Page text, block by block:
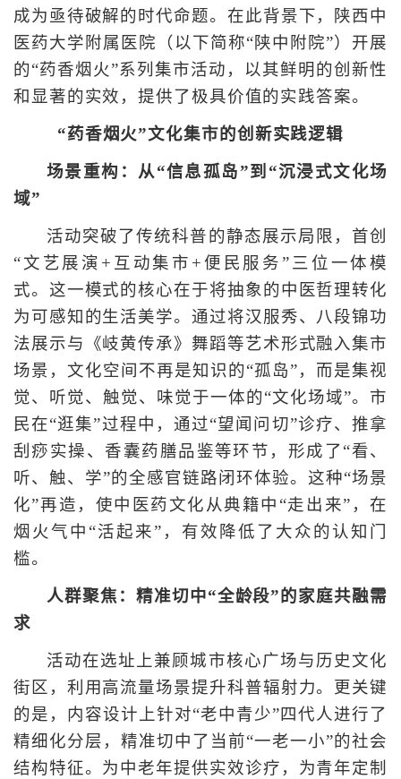
成为亟待破解的时代命题。在此背景下，陕西中
医药大学附属医院（以下简称“陕中附院”）开展
的“药香烟火”系列集市活动，以其鲜明的创新性
和显著的实效，提供了极具价值的实践答案。
“药香烟火”文化集市的创新实践逻辑
场景重构：从“信息孤岛”到“沉浸式文化场
域”
活动突破了传统科普的静态展示局限，首创
“文艺展演+互动集市+便民服务”三位一体模
式。这一模式的核心在于将抽象的中医哲理转化
为可感知的生活美学。通过将汉服秀、八段锦功
法展示与《岐黄传承》舞蹈等艺术形式融入集市
场景，文化空间不再是知识的“孤岛”，而是集视
觉、听觉、触觉、味觉于一体的“文化场域”。市
民在“逛集”过程中，通过“望闻问切”诊疗、推拿
刮痧实操、香囊药膳品鉴等环节，形成了“看、
听、触、学”的全感官链路闭环体验。这种“场景
化”再造，使中医药文化从典籍中“走出来”，在
烟火气中“活起来”，有效降低了大众的认知门
槛。
人群聚焦：精准切中“全龄段”的家庭共融需
求
活动在选址上兼顾城市核心广场与历史文化
街区，利用高流量场景提升科普辐射力。更关键
的是，内容设计上针对“老中青少”四代人进行了
精细化分层，精准切中了当前“一老一小”的社会
结构特征。为中老年提供实效诊疗，为青年定制